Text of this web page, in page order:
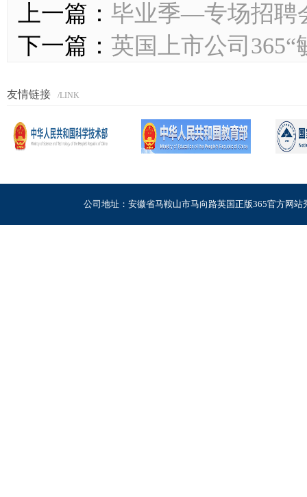
上一篇： 毕业季—专场招聘
下一篇： 英国上市公司365“
友情链接 /LINK
公司地址：安徽省马鞍山市马向路英国正版365官方网